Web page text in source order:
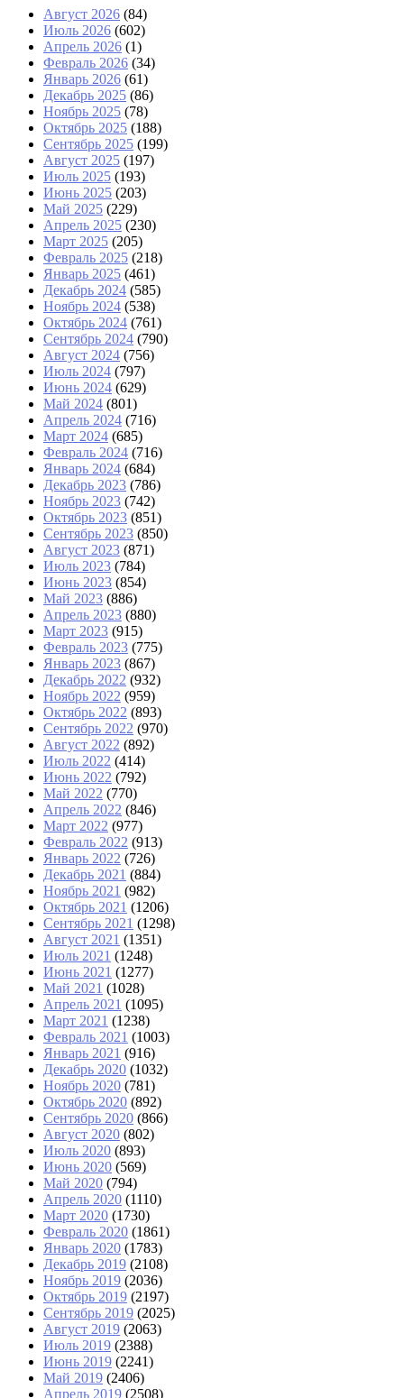
Август 2026 (84)
Июль 2026 (602)
Апрель 2026 (1)
Февраль 2026 (34)
Январь 2026 (61)
Декабрь 2025 (86)
Ноябрь 2025 (78)
Октябрь 2025 (188)
Сентябрь 2025 (199)
Август 2025 (197)
Июль 2025 (193)
Июнь 2025 (203)
Май 2025 (229)
Апрель 2025 (230)
Март 2025 (205)
Февраль 2025 (218)
Январь 2025 (461)
Декабрь 2024 (585)
Ноябрь 2024 (538)
Октябрь 2024 (761)
Сентябрь 2024 (790)
Август 2024 (756)
Июль 2024 (797)
Июнь 2024 (629)
Май 2024 (801)
Апрель 2024 (716)
Март 2024 (685)
Февраль 2024 (716)
Январь 2024 (684)
Декабрь 2023 (786)
Ноябрь 2023 (742)
Октябрь 2023 (851)
Сентябрь 2023 (850)
Август 2023 (871)
Июль 2023 (784)
Июнь 2023 (854)
Май 2023 (886)
Апрель 2023 (880)
Март 2023 (915)
Февраль 2023 (775)
Январь 2023 (867)
Декабрь 2022 (932)
Ноябрь 2022 (959)
Октябрь 2022 (893)
Сентябрь 2022 (970)
Август 2022 (892)
Июль 2022 (414)
Июнь 2022 (792)
Май 2022 (770)
Апрель 2022 (846)
Март 2022 (977)
Февраль 2022 (913)
Январь 2022 (726)
Декабрь 2021 (884)
Ноябрь 2021 (982)
Октябрь 2021 (1206)
Сентябрь 2021 (1298)
Август 2021 (1351)
Июль 2021 (1248)
Июнь 2021 (1277)
Май 2021 (1028)
Апрель 2021 (1095)
Март 2021 (1238)
Февраль 2021 (1003)
Январь 2021 (916)
Декабрь 2020 (1032)
Ноябрь 2020 (781)
Октябрь 2020 (892)
Сентябрь 2020 (866)
Август 2020 (802)
Июль 2020 (893)
Июнь 2020 (569)
Май 2020 (794)
Апрель 2020 (1110)
Март 2020 (1730)
Февраль 2020 (1861)
Январь 2020 (1783)
Декабрь 2019 (2108)
Ноябрь 2019 (2036)
Октябрь 2019 (2197)
Сентябрь 2019 (2025)
Август 2019 (2063)
Июль 2019 (2388)
Июнь 2019 (2241)
Май 2019 (2406)
Апрель 2019 (2508)